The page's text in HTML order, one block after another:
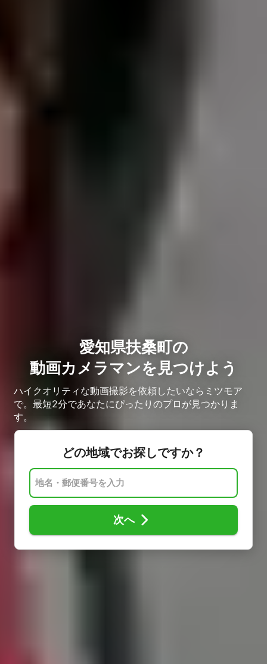
愛知県扶桑町の
動画カメラマンを見つけよう
ハイクオリティな動画撮影を依頼したいならミツモア
で。最短2分であなたにぴったりのプロが見つかりま
す。
どの地域でお探しですか？
次へ